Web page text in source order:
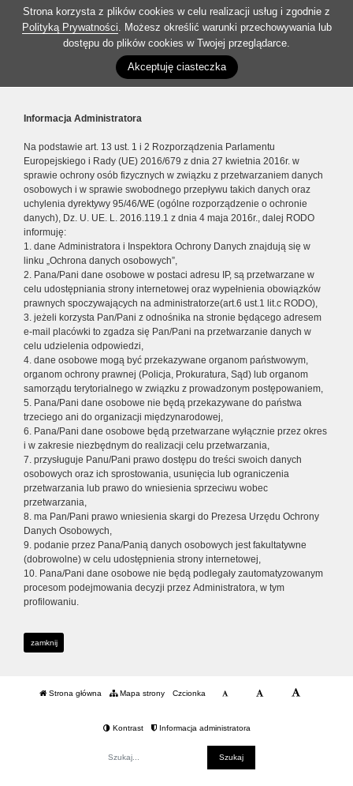
Strona korzysta z plików cookies w celu realizacji usług i zgodnie z
Polityką Prywatności. Możesz określić warunki przechowywania lub
dostępu do plików cookies w Twojej przeglądarce.
Akceptuję ciasteczka
Informacja Administratora
Na podstawie art. 13 ust. 1 i 2 Rozporządzenia Parlamentu
Europejskiego i Rady (UE) 2016/679 z dnia 27 kwietnia 2016r. w
sprawie ochrony osób fizycznych w związku z przetwarzaniem danych
osobowych i w sprawie swobodnego przepływu takich danych oraz
uchylenia dyrektywy 95/46/WE (ogólne rozporządzenie o ochronie
danych), Dz. U. UE. L. 2016.119.1 z dnia 4 maja 2016r., dalej RODO
informuję:
1. dane Administratora i Inspektora Ochrony Danych znajdują się w
linku „Ochrona danych osobowych”,
2. Pana/Pani dane osobowe w postaci adresu IP, są przetwarzane w
celu udostępniania strony internetowej oraz wypełnienia obowiązków
prawnych spoczywających na administratorze(art.6 ust.1 lit.c RODO),
3. jeżeli korzysta Pan/Pani z odnośnika na stronie będącego adresem
e-mail placówki to zgadza się Pan/Pani na przetwarzanie danych w
celu udzielenia odpowiedzi,
4. dane osobowe mogą być przekazywane organom państwowym,
organom ochrony prawnej (Policja, Prokuratura, Sąd) lub organom
samorządu terytorialnego w związku z prowadzonym postępowaniem,
5. Pana/Pani dane osobowe nie będą przekazywane do państwa
trzeciego ani do organizacji międzynarodowej,
6. Pana/Pani dane osobowe będą przetwarzane wyłącznie przez okres
i w zakresie niezbędnym do realizacji celu przetwarzania,
7. przysługuje Panu/Pani prawo dostępu do treści swoich danych
osobowych oraz ich sprostowania, usunięcia lub ograniczenia
przetwarzania lub prawo do wniesienia sprzeciwu wobec
przetwarzania,
8. ma Pan/Pani prawo wniesienia skargi do Prezesa Urzędu Ochrony
Danych Osobowych,
9. podanie przez Pana/Panią danych osobowych jest fakultatywne
(dobrowolne) w celu udostępnienia strony internetowej,
10. Pana/Pani dane osobowe nie będą podlegały zautomatyzowanym
procesom podejmowania decyzji przez Administratora, w tym
profilowaniu.
zamknij
Strona główna Mapa strony Czcionka
Kontrast Informacja administratora